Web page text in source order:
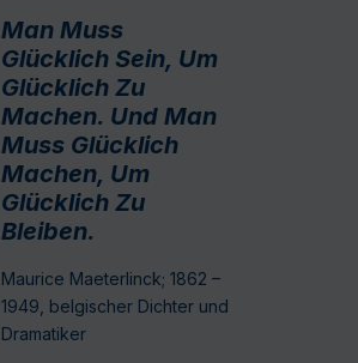
Man Muss
Glücklich Sein, Um
Glücklich Zu
Machen. Und Man
Muss Glücklich
Machen, Um
Glücklich Zu
Bleiben.
Maurice Maeterlinck; 1862 –
1949, belgischer Dichter und
Dramatiker